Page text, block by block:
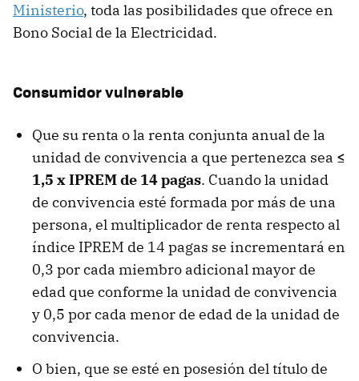
Ministerio, toda las posibilidades que ofrece en
Bono Social de la Electricidad.
Consumidor vulnerable
Que su renta o la renta conjunta anual de la
unidad de convivencia a que pertenezca sea ≤
1,5 x IPREM de 14 pagas. Cuando la unidad
de convivencia esté formada por más de una
persona, el multiplicador de renta respecto al
índice IPREM de 14 pagas se incrementará en
0,3 por cada miembro adicional mayor de
edad que conforme la unidad de convivencia
y 0,5 por cada menor de edad de la unidad de
convivencia.
O bien, que se esté en posesión del título de